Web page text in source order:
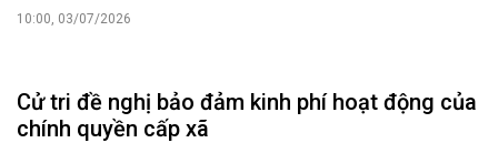
10:00, 03/07/2026
Cử tri đề nghị bảo đảm kinh phí hoạt động của
chính quyền cấp xã